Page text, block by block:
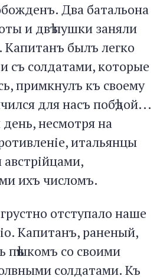
Два батальона
и двѣ пушки заняли
былъ легко
съ солдатами, которые
примкнулъ къ своему
для насъ побѣдой...
несмотря на
итальянцы
ихъ числомъ.
отступало наше
Капитанъ, раненый,
пѣшкомъ со своими
солдатами. Къ